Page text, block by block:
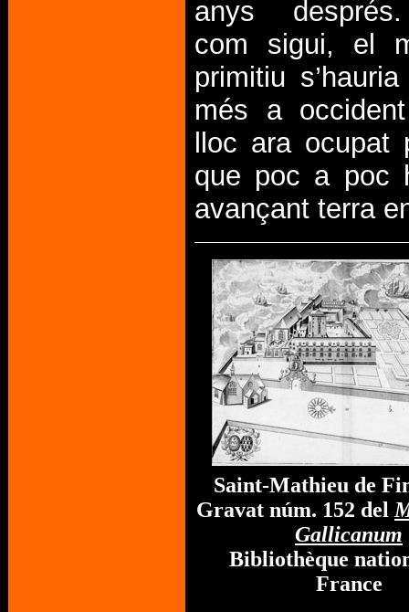
anys
com sigui, el
primitiu
més a
lloc ara ocupat
que poc a poc
avançant terra
Saint-Mathieu de
Gravat núm. 152 del
Gallicanum
Bibliothèque
France